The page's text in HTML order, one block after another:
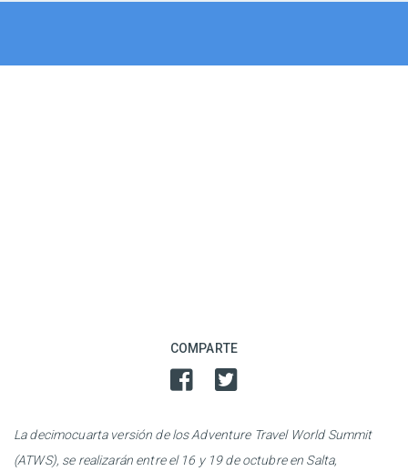
COMPARTE
La decimocuarta versión de los Adventure Travel World Summit
(ATWS), se realizarán entre el 16 y 19 de octubre en Salta,